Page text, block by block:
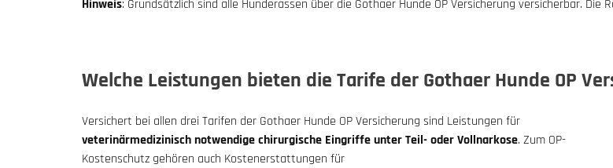
Hinweis: Grundsätzlich sind alle Hunderassen über die Gothaer Hunde OP Versicherung versicherbar.
Welche Leistungen bieten die Tarife der Gothaer Hunde OP
Versichert bei allen drei Tarifen der Gothaer Hunde OP Versicherung sind Leistungen für
veterinärmedizinisch notwendige chirurgische Eingriffe unter Teil- oder Vollnarkose. Zum OP-
Kostenschutz gehören auch Kostenerstattungen für